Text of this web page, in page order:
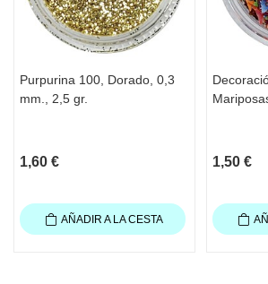
Purpurina 100, Dorado, 0,3
mm., 2,5 gr.
1,60 €
AÑADIR A LA CESTA
1,50 €